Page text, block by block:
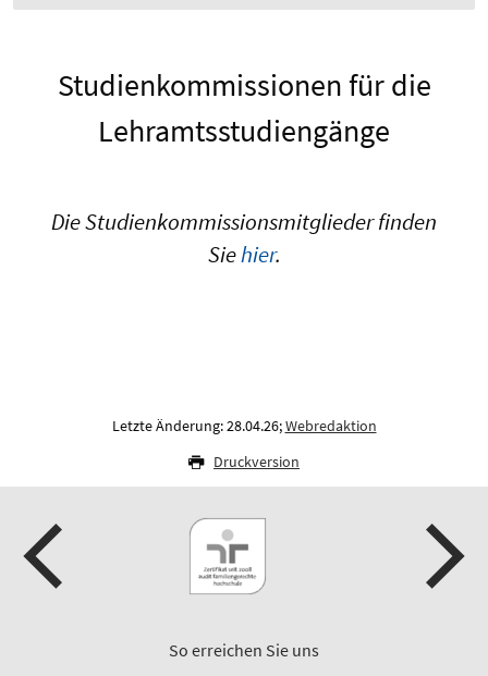
Studienkommissionen für die
Lehramtsstudiengänge
Die Studienkommissionsmitglieder finden
Siehier.
Letzte Änderung: 28.04.26;Webredaktion
Druckversion
So erreichen Sie uns